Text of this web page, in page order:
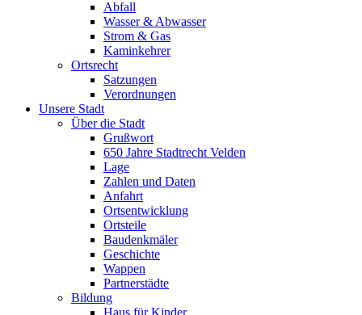
Abfall
Wasser & Abwasser
Strom & Gas
Kaminkehrer
Ortsrecht
Satzungen
Verordnungen
Unsere Stadt
Über die Stadt
Grußwort
650 Jahre Stadtrecht Velden
Lage
Zahlen und Daten
Anfahrt
Ortsentwicklung
Ortsteile
Baudenkmäler
Geschichte
Wappen
Partnerstädte
Bildung
Haus für Kinder